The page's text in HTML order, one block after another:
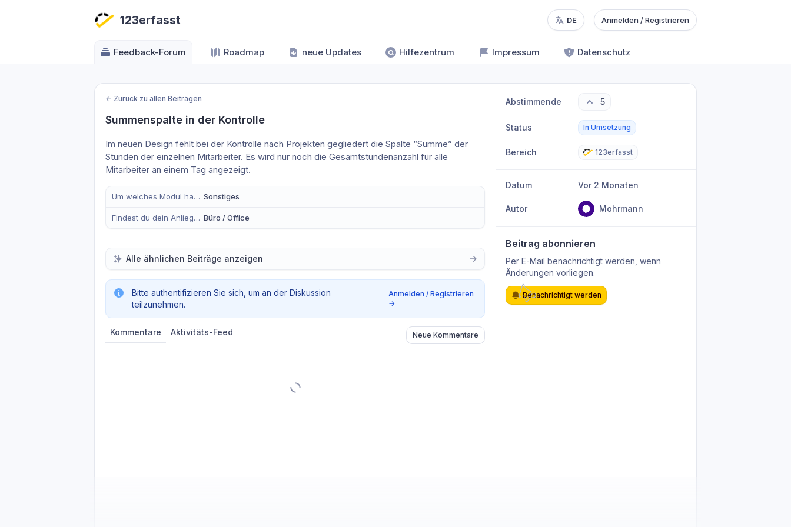
123erfasst DE Anmelden / Registrieren
Feedback-Forum Roadmap neue Updates Hilfezentrum Impressum Datenschutz
← Zurück zu allen Beiträgen
Summenspalte in der Kontrolle
Im neuen Design fehlt bei der Kontrolle nach Projekten gegliedert die Spalte “Summe” der
Stunden der einzelnen Mitarbeiter. Es wird nur noch die Gesamtstundenanzahl für alle
Mitarbeiter an einem Tag angezeigt.
Um welches Modul handelt es sich? Sonstiges
Findest du dein Anliegen eher in der mobilen App, im Büro oder in Beidem? Büro / Office
Alle ähnlichen Beiträge anzeigen
Bitte authentifizieren Sie sich, um an der Diskussion
teilzunehmen.
Anmelden / Registrieren
→
Kommentare Aktivitäts-Feed Neue Kommentare
Abstimmende 5
Status In Umsetzung
Bereich 123erfasst
Datum Vor 2 Monaten
Autor Mohrmann
Beitrag abonnieren
Per E-Mail benachrichtigt werden, wenn
Änderungen vorliegen.
Benachrichtigt werden